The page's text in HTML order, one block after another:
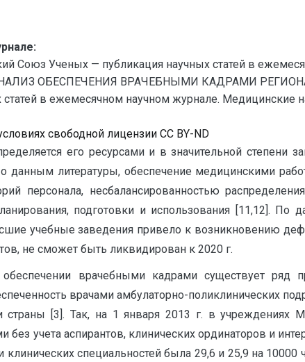
Союз Ученых — публикация научных статей в
ОБЕСПЕЧЕНИЯ ВРАЧЕБНЫМИ КАДРАМИ
в ежемесячном научном журнале. Медицинские
свободной лицензии CC BY-ND
его ресурсами и в значительной степени
данным литературы, обеспечение медицинскими
персонала, несбалансированностью
подготовки и использования [11,12].
учебные заведения привело к возникновению
не сможет быть ликвидирован к 2020 г.
врачебными кадрами существует
врачами амбулаторно-поликлинических
страны [3]. Так, на 1 января 2013 г. в учреждениях
без учета аспирантов, клинических ординаторов и
клинических специальностей была 29,6 и 25,9 на